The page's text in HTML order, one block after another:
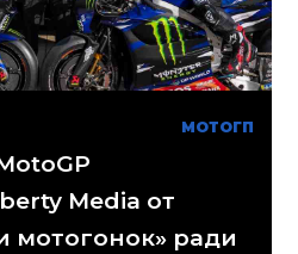
МОТОГП
Media от
мотогонок» ради